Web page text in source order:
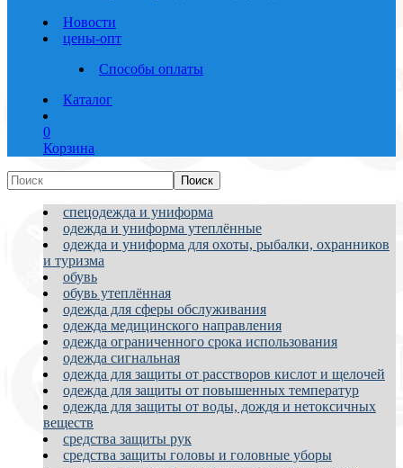
Новости
цены-опт
Способы оплаты
Каталог
0
Корзина
спецодежда и униформа
одежда и униформа утеплённые
одежда и униформа для охоты, рыбалки, охранников
и туризма
обувь
обувь утеплённая
одежда для сферы обслуживания
одежда медицинского направления
одежда ограниченного срока использования
одежда сигнальная
одежда для защиты от расстворов кислот и щелочей
одежда для защиты от повышенных температур
одежда для защиты от воды, дождя и нетоксичных
веществ
средства защиты рук
средства защиты головы и головные уборы